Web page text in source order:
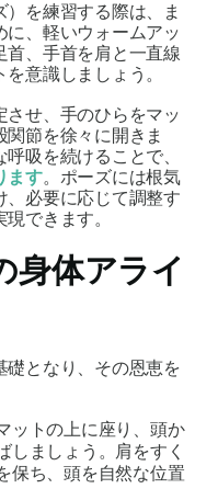
）を練習する際は、ま
、軽いウォームアッ
首、手首を肩と一直線
意識しましょう。
せ、手のひらをマッ
関節を徐々に開きま
吸を続けることで、
ます。ポーズには根気
、必要に応じて調整す
できます。
身体アライ
礎となり、その恩恵を
ットの上に座り、頭か
しましょう。肩をすく
保ち、頭を自然な位置